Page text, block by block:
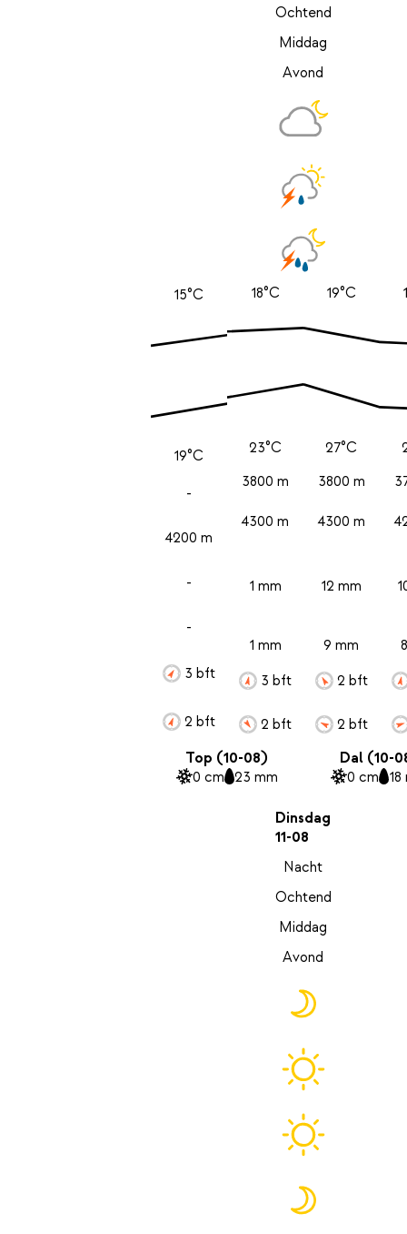
Ochtend
Middag
Avond
15°C
19°C
-
4200 m
-
-
3 bft
2 bft
18°C
23°C
3800 m
4300 m
1 mm
1 mm
3 bft
2 bft
19°C
27°C
3800 m
4300 m
12 mm
9 mm
2 bft
2 bft
Top (10-08)
0 cm 23 mm
Dal (10-
0 cm 18
Dinsdag
11-08
Nacht
Ochtend
Middag
Avond